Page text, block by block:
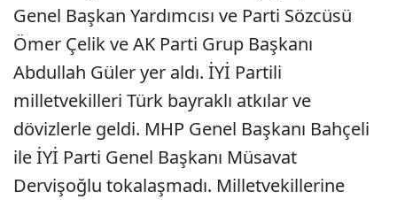
Genel Başkan Yardımcısı ve Parti Sözcüsü
Ömer Çelik ve AK Parti Grup Başkanı
Abdullah Güler yer aldı. İYİ Partili
milletvekilleri Türk bayraklı atkılar ve
dövizlerle geldi. MHP Genel Başkanı Bahçeli
ile İYİ Parti Genel Başkanı Müsavat
Dervişoğlu tokalaşmadı. Milletvekillerine